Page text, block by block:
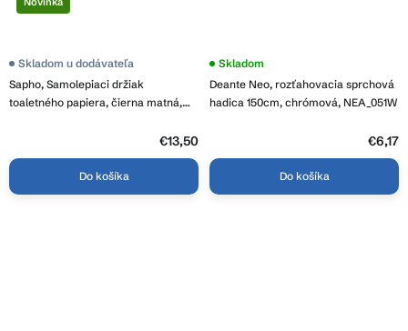
Sapho, Samolepiaci držiak
toaletného papiera, čierna matná,
Priemerné
produktu
je
Skladom u dodávateľa
€13,50
Do košíka
Deante Neo, rozťahovacia sprchová
hadica 150cm, chrómová, NEA_051W
Skladom
€6,17
Do košíka